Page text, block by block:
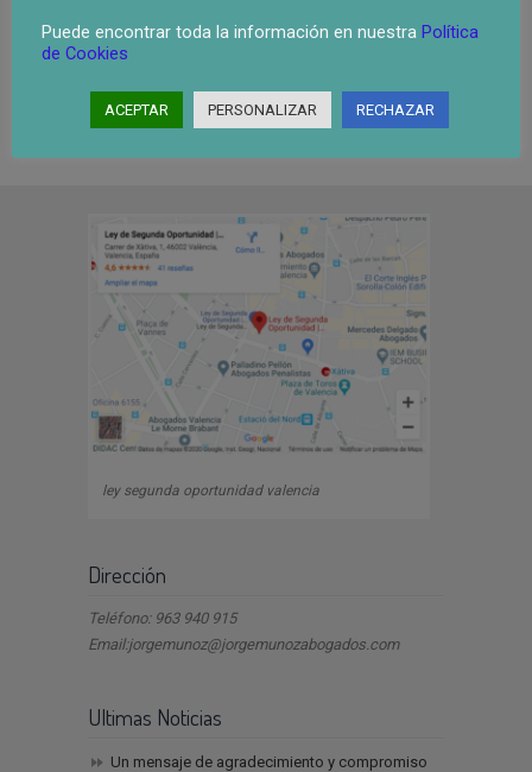
ley segunda oportunidad valencia
Dirección
Teléfono: 963 940 915
Email:jorgemunoz@jorgemunozabogados.com
Ultimas Noticias
Un mensaje de agradecimiento y compromiso
Puede encontrar toda la información en nuestra Política
de Cookies
ACEPTAR PERSONALIZAR RECHAZAR